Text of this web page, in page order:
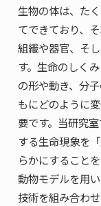
生物の体は、た
てできており、
組織や器官、そ
す。生命のしく
の形や動き、分
もにどのように
要です。当研究
する生命現象を
らかにすること
動物モデルを用
技術を組み合わ